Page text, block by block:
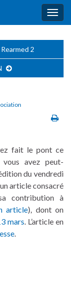
2
fait le pont ce
vous avez peut-
du vendredi
article consacré
contribution à
article), dont on
mars. L’article en
.